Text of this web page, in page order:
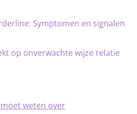
Symptomen en signalen
op onverwachte wijze relatie
weten over